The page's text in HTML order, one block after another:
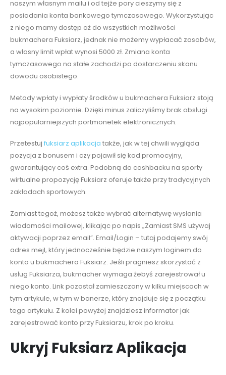
naszym własnym mailu i od tejże pory cieszymy się z
posiadania konta bankowego tymczasowego. Wykorzystując
z niego mamy dostęp aż do wszystkich możliwości
bukmachera Fuksiarz, jednak nie możemy wypłacać zasobów,
a własny limit wpłat wynosi 5000 zł. Zmiana konta
tymczasowego na stałe zachodzi po dostarczeniu skanu
dowodu osobistego.
Metody wpłaty i wypłaty środków u bukmachera Fuksiarz stoją
na wysokim poziomie. Dzięki minus zaliczyliśmy brak obsługi
najpopularniejszych portmonetek elektronicznych.
Przetestuj fuksiarz aplikacja także, jak w tej chwili wygląda
pozycja z bonusem i czy pojawił się kod promocyjny,
gwarantujący coś extra. Podobną do cashbacku na sporty
wirtualne propozycję Fuksiarz oferuje także przy tradycyjnych
zakładach sportowych.
Zamiast tegoż, możesz także wybrać alternatywę wysłania
wiadomości mailowej, klikając po napis „Zamiast SMS używaj
aktywacji poprzez email”. Email/Login – tutaj podajemy swój
adres mejl, który jednocześnie będzie naszym loginem do
konta u bukmachera Fuksiarz. Jeśli pragniesz skorzystać z
usług Fuksiarza, bukmacher wymaga żebyś zarejestrował u
niego konto. Link pozostał zamieszczony w kilku miejscach w
tym artykule, w tym w banerze, który znajduje się z początku
tego artykułu. Z kolei powyżej znajdziesz informator jak
zarejestrować konto przy Fuksiarzu, krok po kroku.
Ukryj Fuksiarz Aplikacja